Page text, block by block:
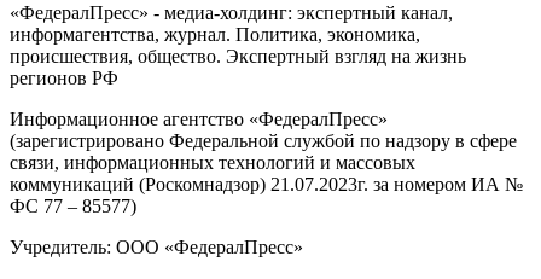
«ФедералПресс» - медиа-холдинг: экспертный канал,
информагентства, журнал. Политика, экономика,
происшествия, общество. Экспертный взгляд на жизнь
регионов РФ
Информационное агентство «ФедералПресс»
(зарегистрировано Федеральной службой по надзору в сфере
связи, информационных технологий и массовых
коммуникаций (Роскомнадзор) 21.07.2023г. за номером ИА №
ФС 77 – 85577)
Учредитель: ООО «ФедералПресс»